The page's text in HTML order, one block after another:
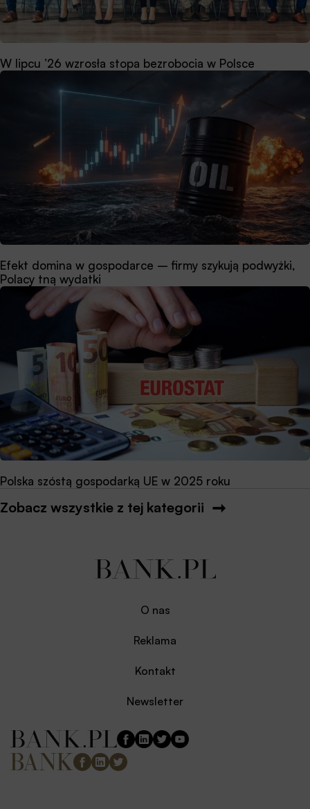
W lipcu ’26 wzrosła stopa bezrobocia w Polsce
Efekt domina w gospodarce – firmy szykują podwyżki,
Polacy tną wydatki
Polska szóstą gospodarką UE w 2025 roku
Zobacz wszystkie z tej kategorii
O nas
Reklama
Kontakt
Newsletter